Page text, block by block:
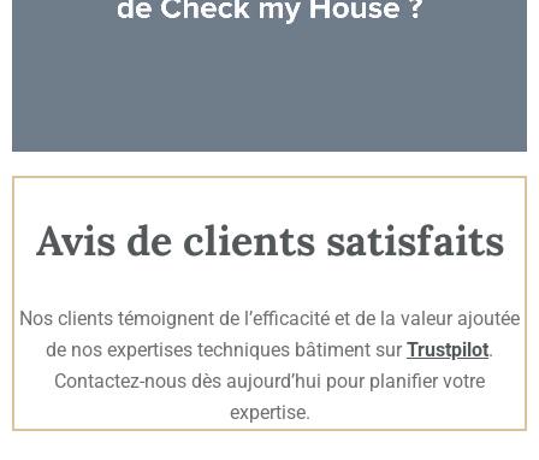
Avis de clients satisfaits
Nos clients témoignent de l’efficacité et de la valeur ajoutée
de nos expertises techniques bâtiment surTrustpilot.
Contactez-nous dès aujourd’hui pour planifier votre
expertise.